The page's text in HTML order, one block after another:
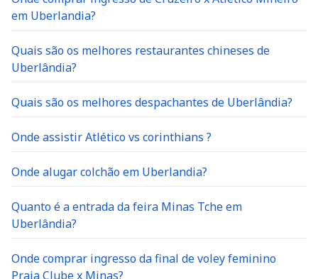
em Uberlandia?
Quais são os melhores restaurantes chineses de
Uberlândia?
Quais são os melhores despachantes de Uberlândia?
Onde assistir Atlético vs corinthians ?
Onde alugar colchão em Uberlandia?
Quanto é a entrada da feira Minas Tche em
Uberlândia?
Onde comprar ingresso da final de voley feminino
Praia Clube x Minas?